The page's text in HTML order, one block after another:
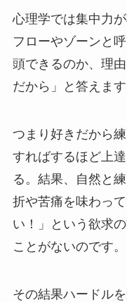
心理学では集中力
フローやゾーンと呼
頭できるのか、理
だから」と答えます
つまり好きだから
すればするほど上
る。結果、自然と
折や苦痛を味わっ
い！」という欲求
ことがないのです。
その結果ハードル